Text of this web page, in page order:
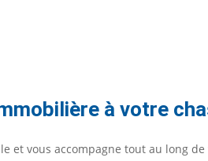
à votre
et vous accompagne tout au long